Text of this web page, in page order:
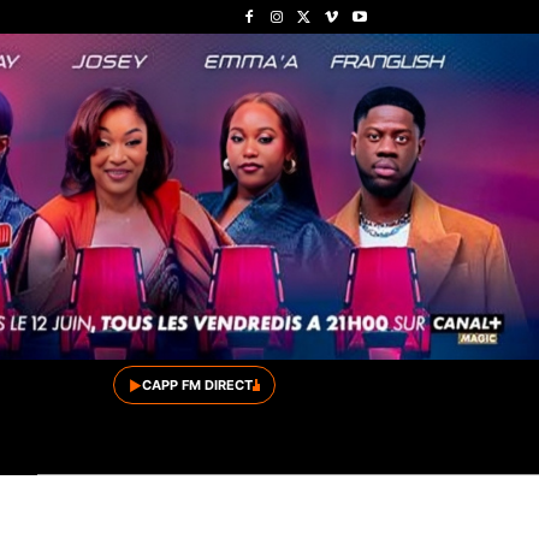
▶CAPP FM DIRECT